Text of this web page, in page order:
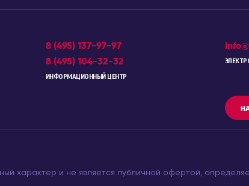
8 (495) 137-97-97
8 (495) 104-32-32
ИНФОРМАЦИОННЫЙ ЦЕНТР
характер и не является публичной офертой,